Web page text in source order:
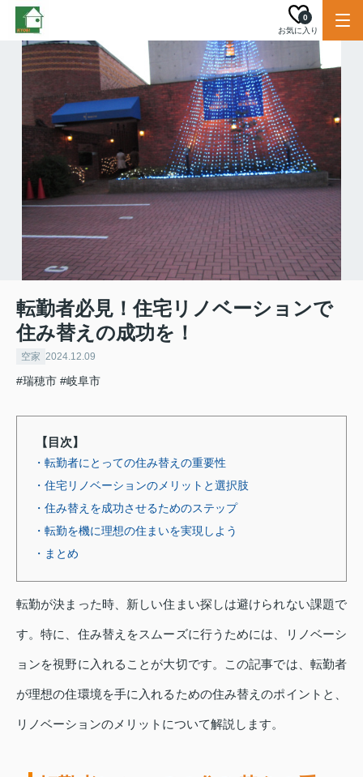
お気に入り
0
転勤者必見！住宅リノベーションで
住み替えの成功を！
空家 2024.12.09
#瑞穂市 #岐阜市
【目次】
・転勤者にとっての住み替えの重要性
・住宅リノベーションのメリットと選択肢
・住み替えを成功させるためのステップ
・転勤を機に理想の住まいを実現しよう
・まとめ
転勤が決まった時、新しい住まい探しは避けられない課題で
す。特に、住み替えをスムーズに行うためには、リノベーシ
ョンを視野に入れることが大切です。この記事では、転勤者
が理想の住環境を手に入れるための住み替えのポイントと、
リノベーションのメリットについて解説します。